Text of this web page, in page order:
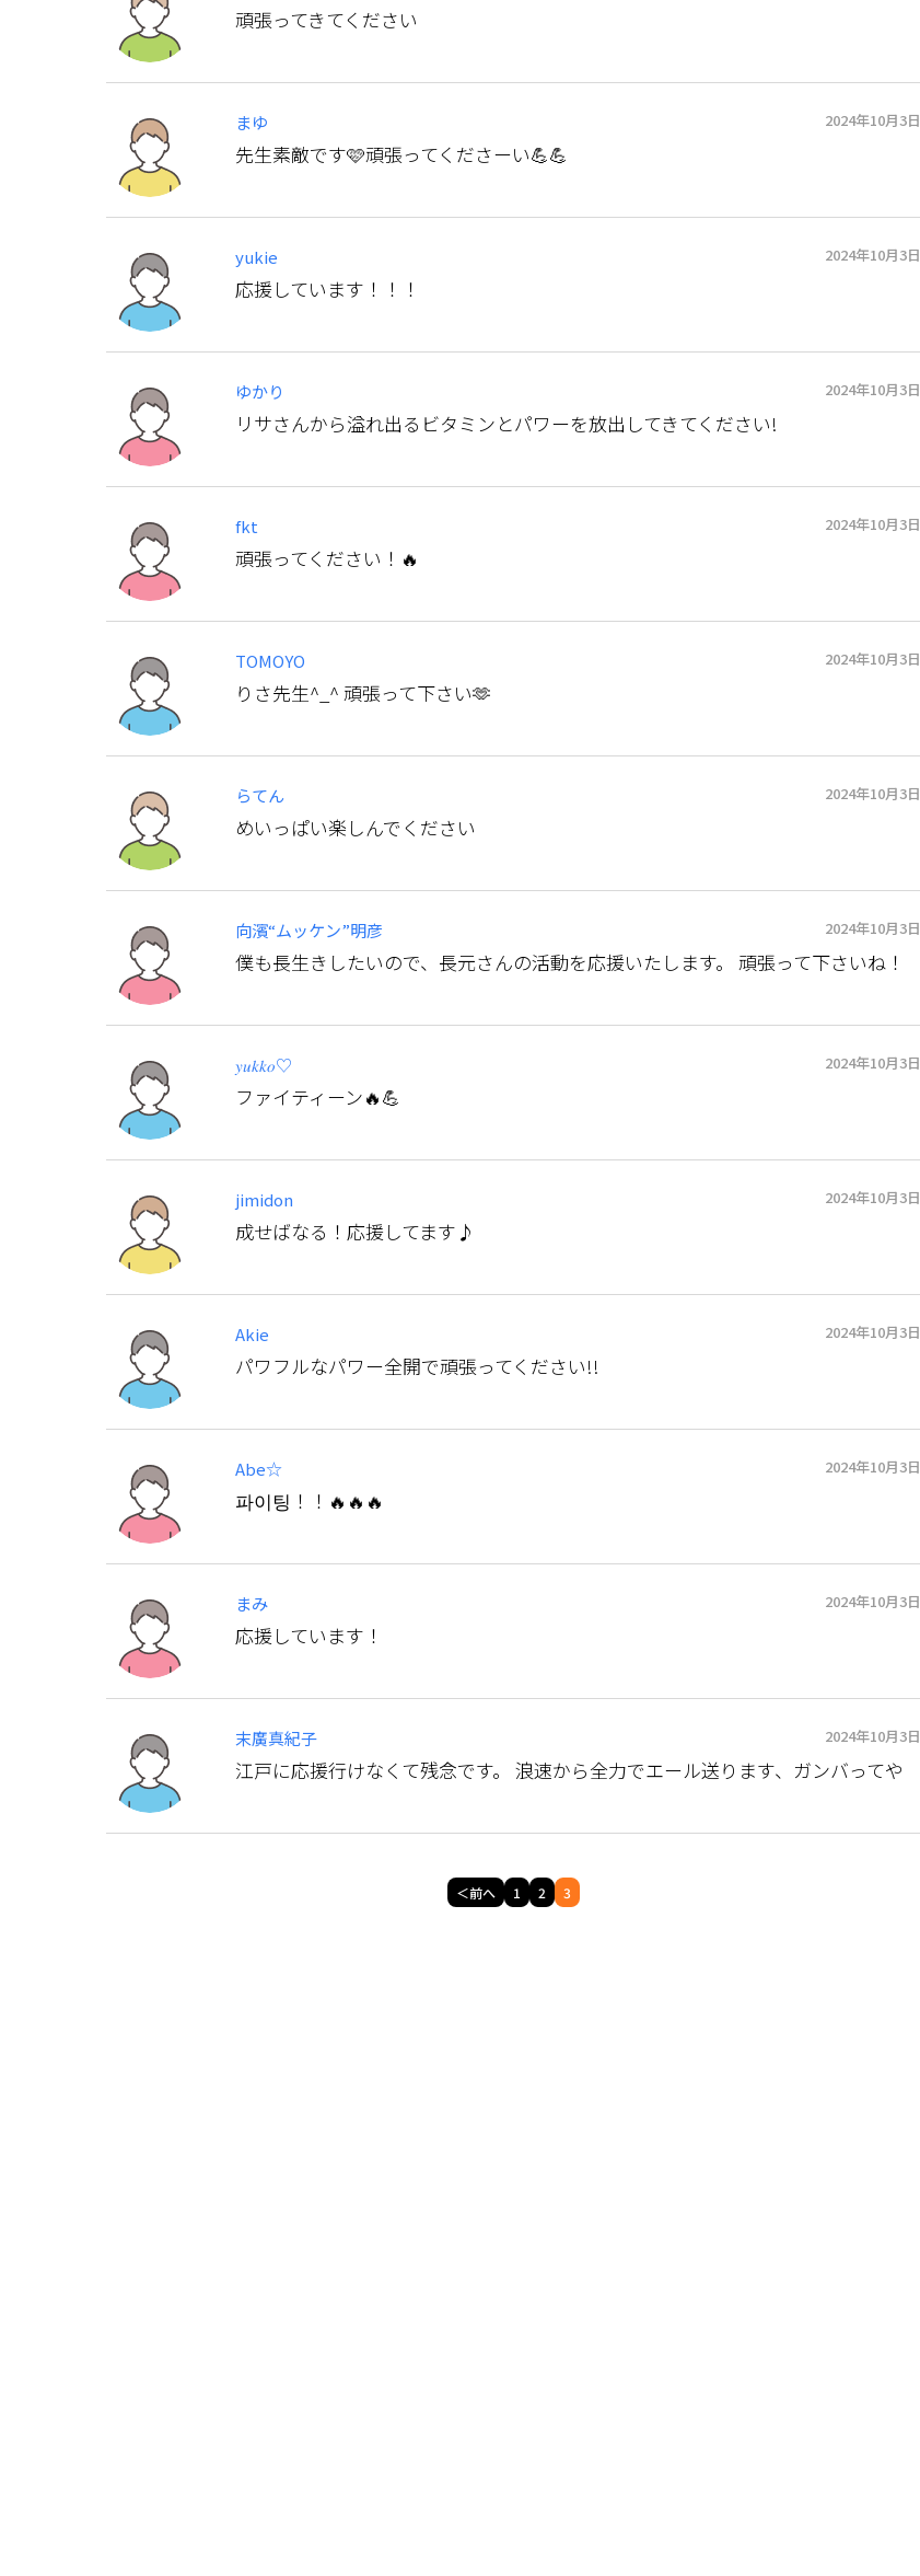
頑張ってきてください
まゆ 2024年10月3日
先生素敵です🩷頑張ってくださーい💪💪
yukie 2024年10月3日
応援しています！！！
ゆかり 2024年10月3日
リサさんから溢れ出るビタミンとパワーを放出してきてください!
fkt 2024年10月3日
頑張ってください！🔥
TOMOYO 2024年10月3日
りさ先生^_^ 頑張って下さい🫶
らてん 2024年10月3日
めいっぱい楽しんでください
向濱“ムッケン”明彦 2024年10月3日
僕も長生きしたいので、長元さんの活動を応援いたします。 頑張って下さいね！
𝑦𝑢𝑘𝑘𝑜♡ 2024年10月3日
ファイティーン🔥💪
jimidon 2024年10月3日
成せばなる！応援してます♪
Akie 2024年10月3日
パワフルなパワー全開で頑張ってください!!
Abe☆ 2024年10月3日
파이팅！！🔥🔥🔥
まみ 2024年10月3日
応援しています！
末廣真紀子 2024年10月3日
江戸に応援行けなくて残念です。 浪速から全力でエール送ります、ガンバってや
＜前へ 1 2 3